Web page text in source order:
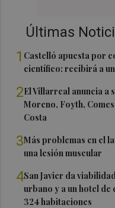
Últimas
1 Castelló apuesta por
científico: recibirá a
2El Villarreal anuncia a
Moreno, Foyth,
Costa
3Más problemas en el
una lesión muscular
4San Javier da
urbano y a un hotel
324 habitaciones